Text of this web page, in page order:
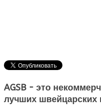
AGSB - это
лучших швейцарских